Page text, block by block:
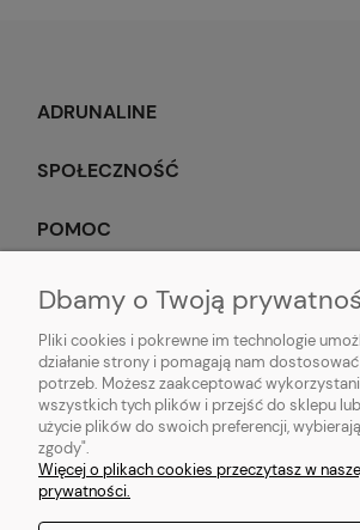
ADRUNALINE
SPOŁECZNOŚĆ
POMOC
OBSERWUJ NAS
Popularne produkty:Koszulki do biegania|
biegania| Longsleeve do biegania|Kurtki do
biegania| Legginsy do biegania
Dbamy o Twoją
Pliki cookies i pokrewne im technologie
działanie strony i pomagają nam
potrzeb. Możesz zaakceptować
wszystkich tych plików i przejść do sklepu
użycie plików do swoich preferencji,
zgody".
Więcej o plikach cookies przeczytasz w
prywatności.